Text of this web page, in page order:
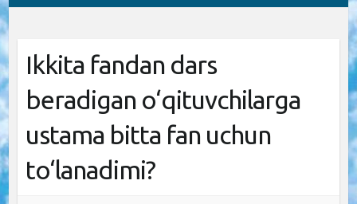
Ikkita fandan dars
beradigan o‘qituvchilarga
ustama bitta fan uchun
to‘lanadimi?